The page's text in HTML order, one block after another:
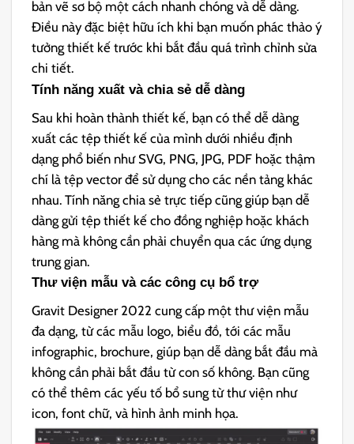
bản vẽ sơ bộ một cách nhanh chóng và dễ dàng.
Điều này đặc biệt hữu ích khi bạn muốn phác thảo ý
tưởng thiết kế trước khi bắt đầu quá trình chỉnh sửa
chi tiết.
Tính năng xuất và chia sẻ dễ dàng
Sau khi hoàn thành thiết kế, bạn có thể dễ dàng
xuất các tệp thiết kế của mình dưới nhiều định
dạng phổ biến như SVG, PNG, JPG, PDF hoặc thậm
chí là tệp vector để sử dụng cho các nền tảng khác
nhau. Tính năng chia sẻ trực tiếp cũng giúp bạn dễ
dàng gửi tệp thiết kế cho đồng nghiệp hoặc khách
hàng mà không cần phải chuyển qua các ứng dụng
trung gian.
Thư viện mẫu và các công cụ bổ trợ
Gravit Designer 2022 cung cấp một thư viện mẫu
đa dạng, từ các mẫu logo, biểu đồ, tới các mẫu
infographic, brochure, giúp bạn dễ dàng bắt đầu mà
không cần phải bắt đầu từ con số không. Bạn cũng
có thể thêm các yếu tố bổ sung từ thư viện như
icon, font chữ, và hình ảnh minh họa.